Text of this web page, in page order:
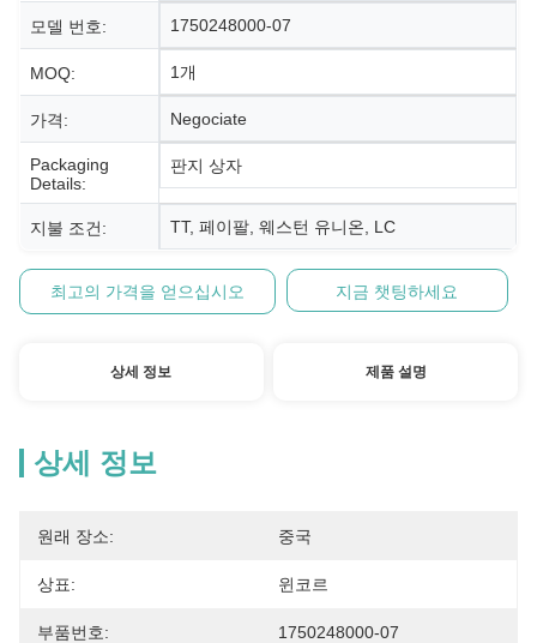
모델 번호: 1750248000-07
MOQ: 1개
가격: Negociate
Packaging
Details:
판지 상자
지불 조건: TT, 페이팔, 웨스턴 유니온, LC
최고의 가격을 얻으십시오 지금 챗팅하세요
상세 정보 제품 설명
상세 정보
원래 장소: 중국
상표: 윈코르
부품번호: 1750248000-07